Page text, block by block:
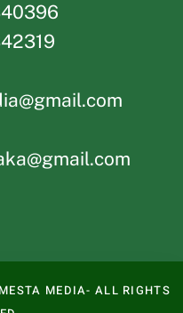
MEDIA- ALL RIGHTS